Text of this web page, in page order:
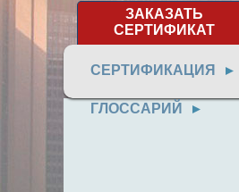
ЗАКАЗАТЬ
СЕРТИФИКАТ
СЕРТИФИКАЦИЯ
ГЛОССАРИЙ